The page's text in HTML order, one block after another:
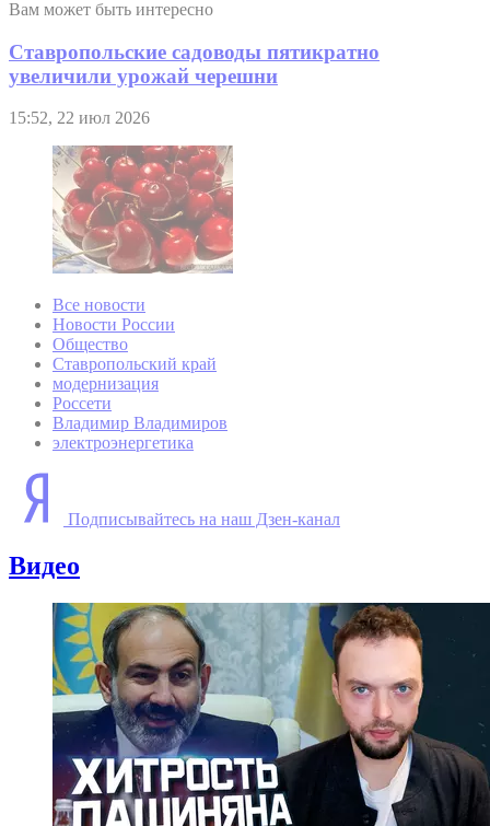
Вам может быть интересно
Ставропольские садоводы пятикратно
увеличили урожай черешни
15:52, 22 июл 2026
Все новости
Новости России
Общество
Ставропольский край
модернизация
Россети
Владимир Владимиров
электроэнергетика
Подписывайтесь на наш Дзен-канал
Видео